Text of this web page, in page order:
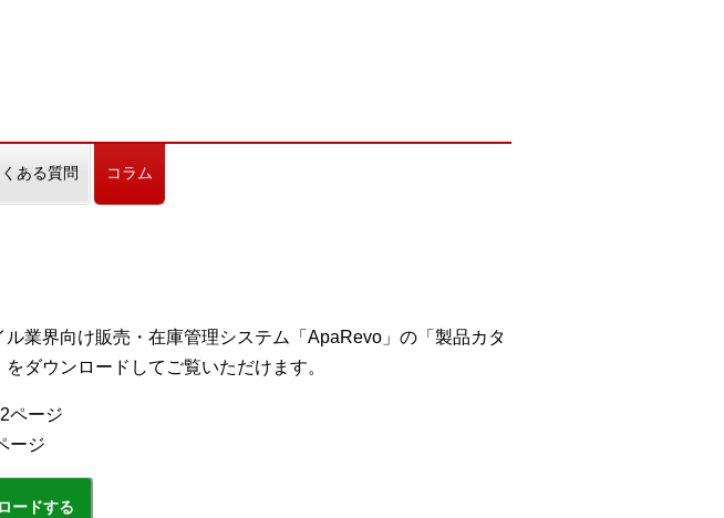
ある質問 コラム
業界向け販売・在庫管理システム「ApaRevo」の「製品カタ
ダウンロードしてご覧いただけます。
ページ
ージ
ードする